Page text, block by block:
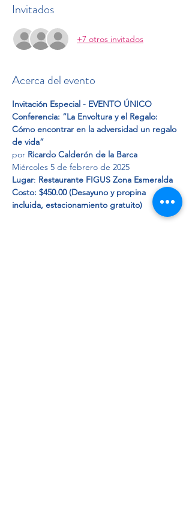
Invitados
+7 otros invitados
Acerca del evento
Invitación Especial - EVENTO ÚNICO
Conferencia: “La Envoltura y el Regalo:
Cómo encontrar en la adversidad un regalo
de vida”
por Ricardo Calderón de la Barca
Miércoles 5 de febrero de 2025
Lugar: Restaurante FIGUS Zona Esmeralda
Costo: $450.00 (Desayuno y propina
incluida, estacionamiento gratuito)